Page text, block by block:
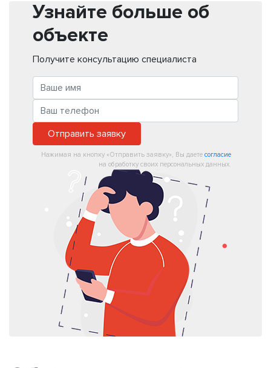
Узнайте больше об
объекте
Получите консультацию специалиста
Отправить заявку
Нажимая на кнопку «Отправить заявку», Вы даете согласие
на обработку своих персональных данных.